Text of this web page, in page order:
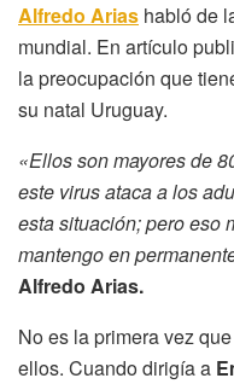
Alfredo Arias habló de
mundial. En artículo
la preocupación que
su natal Uruguay.
«Ellos son mayores de
este virus ataca a los
esta situación; pero eso
mantengo en
Alfredo Arias.
No es la primera vez
ellos. Cuando dirigía a